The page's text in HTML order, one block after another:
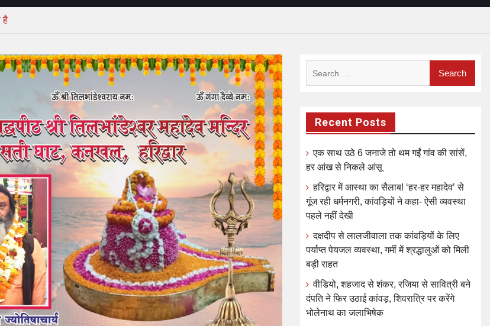
है
Recent Posts
एक साथ उठे 6 जनाजे तो थम गईं गांव की सांसें,
हर आंख से निकले आंसू
हरिद्वार में आस्था का सैलाब! ‘हर-हर महादेव’ से
गूंज रही धर्मनगरी, कांवड़ियों ने कहा- ऐसी व्यवस्था
पहले नहीं देखी
दक्षदीप से लालजीवाला तक कांवड़ियों के लिए
पर्याप्त पेयजल व्यवस्था, गर्मी में श्रद्धालुओं को मिली
बड़ी राहत
वीडियो, शहजाद से शंकर, रजिया से सावित्री बने
दंपति ने फिर उठाई कांवड़, शिवरात्रि पर करेंगे
भोलेनाथ का जलाभिषेक